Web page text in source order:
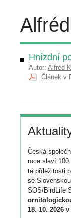
Hnízdní
Autor: Alfréd
Článek v
Česká
roce slaví
té příležitosti
se
SOS/BirdLife
18. 10. 2026